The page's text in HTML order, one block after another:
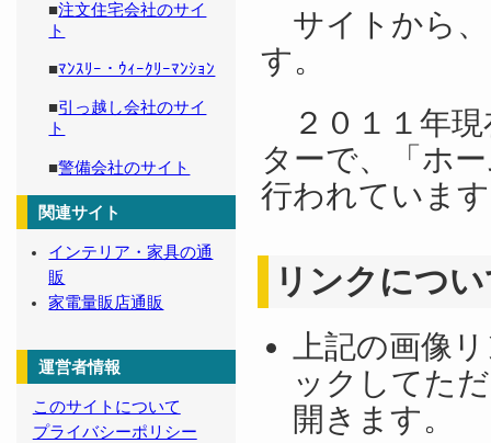
サイトから、
す。
２０１１年現
ターで、「ホ
行われていま
リンクにつ
上記の画像
ックしてた
開きます。
■注文住宅会社のサイ
ト
■ﾏﾝｽﾘｰ・ｳｨｰｸﾘｰﾏﾝｼｮﾝ
■引っ越し会社のサイ
ト
■警備会社のサイト
関連サイト
インテリア・家具の通
販
家電量販店通販
運営者情報
このサイトについて
プライバシーポリシー